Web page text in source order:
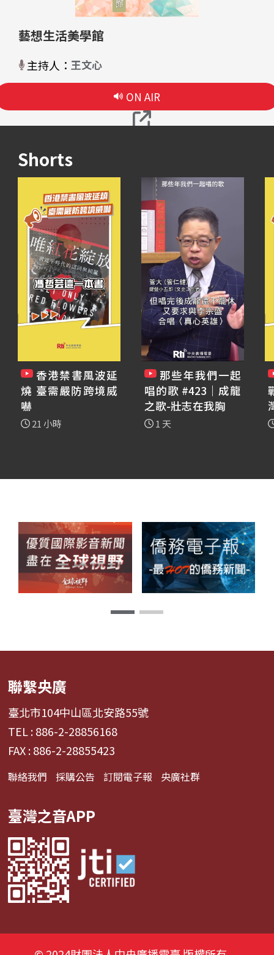
藝想生活美學館
ON AIR
主持人：王文心
Shorts
香港禁書風波延
燒 臺需嚴防跨境威
嚇
21 小時
那些年我們一起
唱的歌 #423｜成龍
之歌-壯志在我胸
1 天
聯繫央廣
臺北市104中山區北安路55號
TEL : 886-2-28856168
FAX : 886-2-28855423
聯絡我們 採購公告 訂閱電子報 央廣社群
臺灣之音APP